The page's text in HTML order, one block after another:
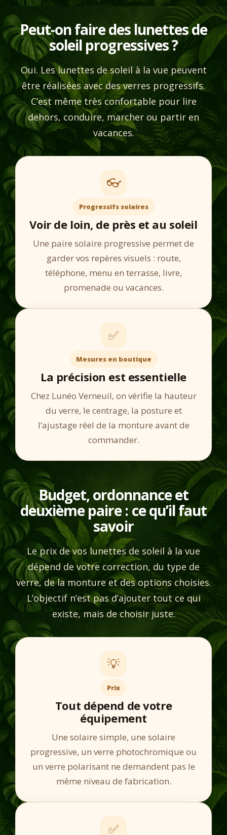
Peut-on faire des lunettes de
soleil progressives ?
Oui. Les lunettes de soleil à la vue peuvent
être réalisées avec des verres progressifs.
C’est même très confortable pour lire
dehors, conduire, marcher ou partir en
vacances.
👓
Progressifs solaires
Voir de loin, de près et au soleil
Une paire solaire progressive permet de
garder vos repères visuels : route,
téléphone, menu en terrasse, livre,
promenade ou vacances.
✅
Mesures en boutique
La précision est essentielle
Chez Lunéo Verneuil, on vérifie la hauteur
du verre, le centrage, la posture et
l’ajustage réel de la monture avant de
commander.
Budget, ordonnance et
deuxième paire : ce qu’il faut
savoir
Le prix de vos lunettes de soleil à la vue
dépend de votre correction, du type de
verre, de la monture et des options choisies.
L’objectif n’est pas d’ajouter tout ce qui
existe, mais de choisir juste.
💡
Prix
Tout dépend de votre
équipement
Une solaire simple, une solaire
progressive, un verre photochromique ou
un verre polarisant ne demandent pas le
même niveau de fabrication.
✅